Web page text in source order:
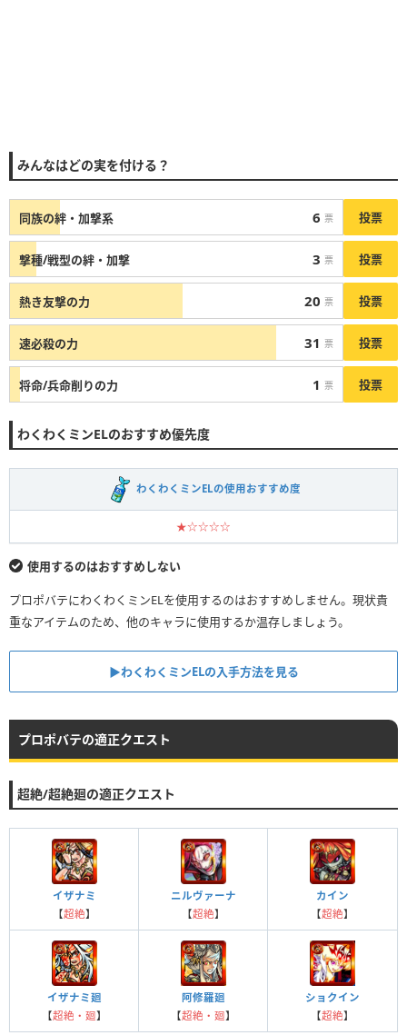
みんなはどの実を付ける？
同族の絆・加撃系 6 票 投票
撃種/戦型の絆・加撃 3 票 投票
熱き友撃の力 20 票 投票
速必殺の力 31 票 投票
将命/兵命削りの力 1 票 投票
わくわくミンELのおすすめ優先度
わくわくミンELの使用おすすめ度
★☆☆☆☆
使用するのはおすすめしない
プロポバテにわくわくミンELを使用するのはおすすめしません。現状貴
重なアイテムのため、他のキャラに使用するか温存しましょう。
▶︎わくわくミンELの入手方法を見る
プロポバテの適正クエスト
超絶/超絶廻の適正クエスト
イザナミ
【超絶】
ニルヴァーナ
【超絶】
カイン
【超絶】
イザナミ廻
【超絶・廻】
阿修羅廻
【超絶・廻】
ショクイン
【超絶】